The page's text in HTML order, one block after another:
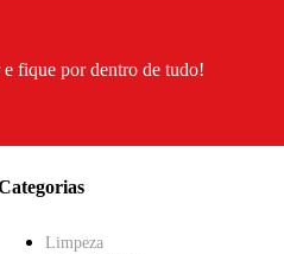
e fique por dentro de tudo!
Limpeza